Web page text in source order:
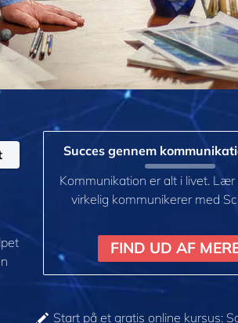
Succes gennem
Kommunikation er alt i livet.
virkelig kommunikerer med
FIND UD AF
Start på et gratis online kursus: